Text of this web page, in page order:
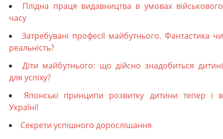
Плідна праця видавництва в умовах військового
часу
Затребувані професії майбутнього. Фантастика чи
реальність?
Діти майбутнього: що дійсно знадобиться дитині
для успіху?
Японські принципи розвитку дитини тепер і в
Україні!
Секрети успішного дорослішання